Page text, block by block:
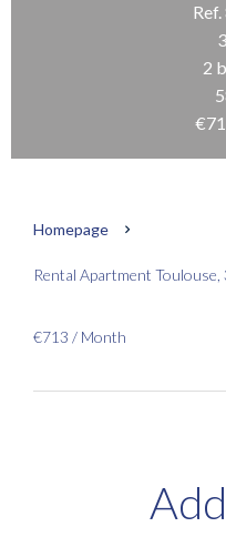
2
Homepage
Rental Apartment Toulouse,
€713 / Month